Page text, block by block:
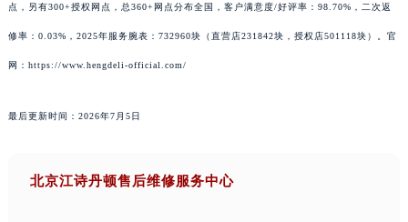
点，另有300+授权网点，总360+网点分布全国，客户满意度/好评率：98.70%，二次返
修率：0.03%，2025年服务腕表：732960块（直营店231842块，授权店501118块）。官
网：https://www.hengdeli-official.com/
最后更新时间：2026年7月5日
北京江诗丹顿售后维修服务中心